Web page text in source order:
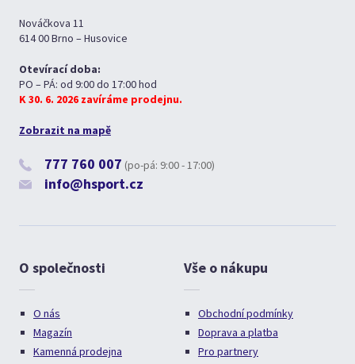
Nováčkova 11
614 00 Brno – Husovice
Otevírací doba:
PO – PÁ: od 9:00 do 17:00 hod
K 30. 6. 2026 zavíráme prodejnu.
Zobrazit na mapě
777 760 007 (po-pá: 9:00 - 17:00)
info@hsport.cz
O společnosti
O nás
Magazín
Kamenná prodejna
Vše o nákupu
Obchodní podmínky
Doprava a platba
Pro partnery